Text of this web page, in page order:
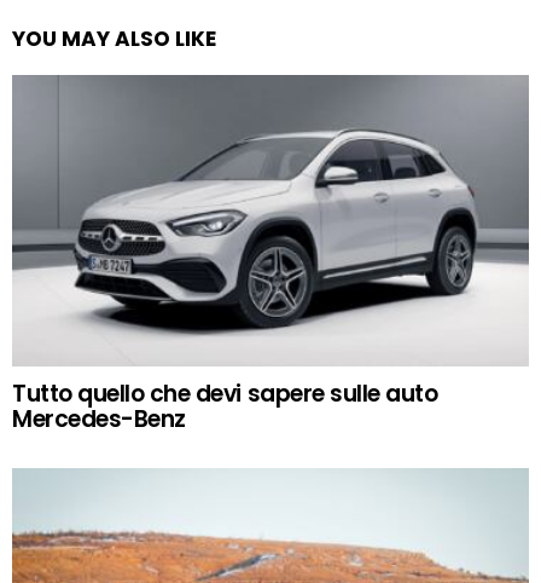
YOU MAY ALSO LIKE
Tutto quello che devi sapere sulle auto
Mercedes-Benz